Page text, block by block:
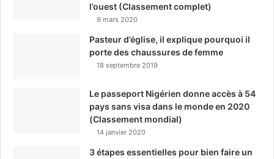
l’ouest (Classement complet)
9 mars 2020
Pasteur d’église, il explique pourquoi il
porte des chaussures de femme
18 septembre 2019
Le passeport Nigérien donne accès à 54
pays sans visa dans le monde en 2020
(Classement mondial)
14 janvier 2020
3 étapes essentielles pour bien faire un